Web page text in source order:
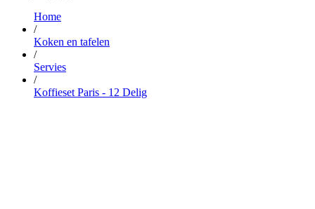
Home
/
Koken en tafelen
/
Servies
/
Koffieset Paris - 12 Delig